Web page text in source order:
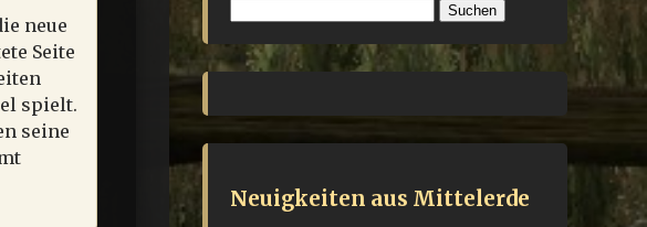
neue
Seite
spielt.
seine
Neuigkeiten aus Mittelerde